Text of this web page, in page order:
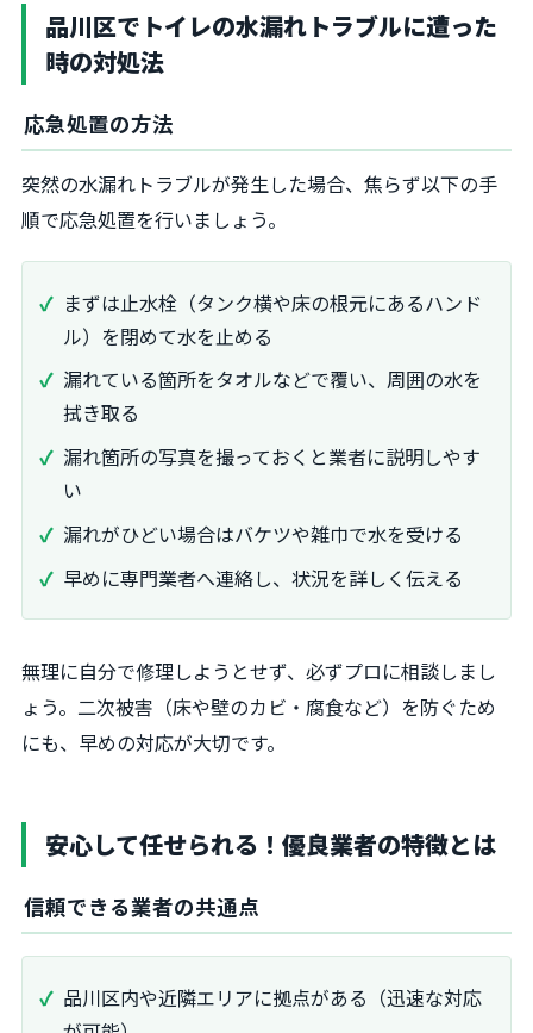
品川区でトイレの水漏れトラブルに遭った
時の対処法
応急処置の方法
突然の水漏れトラブルが発生した場合、焦らず以下の手
順で応急処置を行いましょう。
まずは止水栓（タンク横や床の根元にあるハンド
ル）を閉めて水を止める
漏れている箇所をタオルなどで覆い、周囲の水を
拭き取る
漏れ箇所の写真を撮っておくと業者に説明しやす
い
漏れがひどい場合はバケツや雑巾で水を受ける
早めに専門業者へ連絡し、状況を詳しく伝える
無理に自分で修理しようとせず、必ずプロに相談しまし
ょう。二次被害（床や壁のカビ・腐食など）を防ぐため
にも、早めの対応が大切です。
安心して任せられる！優良業者の特徴とは
信頼できる業者の共通点
品川区内や近隣エリアに拠点がある（迅速な対応